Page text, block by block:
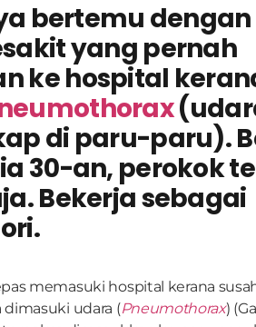
bertemu dengan
yang pernah
ke hospital
di paru-paru).
30-an, perokok
Bekerja sebagai
memasuki hospital kerana
udara (Pneumothorax)